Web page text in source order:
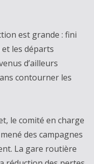
est grande : fini
les départs
d’ailleurs
contourner les
le comité en charge
des campagnes
La gare routière